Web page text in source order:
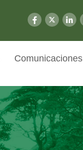
Comunicaciones